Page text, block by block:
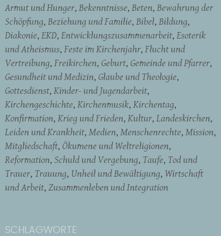
Armut und Hunger Bekenntnisse Beten Bewahrung der
Schöpfung Beziehung und Familie Bibel Bildung
Diakonie EKD Entwicklungszusammenarbeit Esoterik
und Atheismus Feste im Kirchenjahr Flucht und
Vertreibung Freikirchen Geburt Gemeinde und Pfarrer
Gesundheit und Medizin Glaube und Theologie
Gottesdienst Kinder- und Jugendarbeit
Kirchengeschichte Kirchenmusik Kirchentag
Konfirmation Krieg und Frieden Kultur Landeskirchen
Leiden und Krankheit Medien Menschenrechte Mission
Mitgliedschaft Ökumene und Weltreligionen
Reformation Schuld und Vergebung Taufe Tod und
Trauer Trauung Unheil und Bewältigung Wirtschaft
und Arbeit Zusammenleben und Integration
SCHLAGWORTE